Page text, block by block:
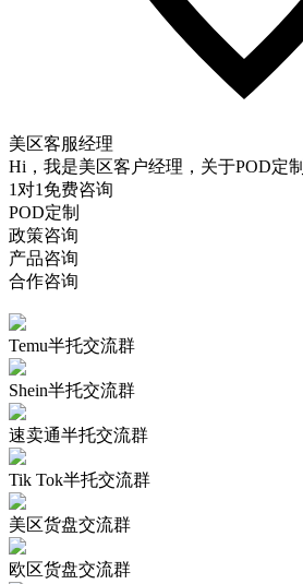
美区客服经理
Hi，我是美区客户经理，关于POD定
1对1免费咨询
POD定制
政策咨询
产品咨询
合作咨询
Temu半托交流群
Shein半托交流群
速卖通半托交流群
Tik Tok半托交流群
美区货盘交流群
欧区货盘交流群